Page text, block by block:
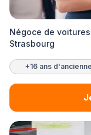
Négoce de
Strasbourg
+16 ans